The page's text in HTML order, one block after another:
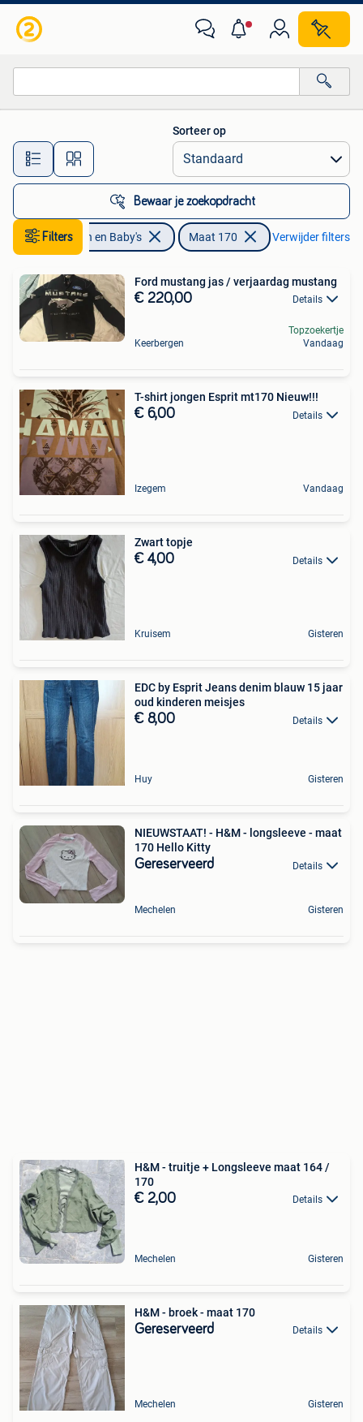
Alle afstanden…
Sorteer op
Bewaar je zoekopdracht
Filters
Kinderen en Baby's Maat 170 Verwijder filters
Ford mustang jas / verjaardag mustang
€ 220,00 Details
Keerbergen
Topzoekertje
Vandaag
T-shirt jongen Esprit mt170 Nieuw!!!
€ 6,00 Details
Izegem Vandaag
Zwart topje
€ 4,00 Details
Kruisem Gisteren
EDC by Esprit Jeans denim blauw 15 jaar
oud kinderen meisjes
€ 8,00 Details
Huy Gisteren
NIEUWSTAAT! - H&M - longsleeve - maat
170 Hello Kitty
Gereserveerd Details
Mechelen Gisteren
H&M - truitje + Longsleeve maat 164 /
170
€ 2,00 Details
Mechelen Gisteren
H&M - broek - maat 170
Gereserveerd Details
Mechelen Gisteren